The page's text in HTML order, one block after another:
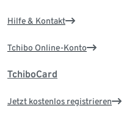
Hilfe & Kontakt
Tchibo Online-Konto
TchiboCard
Jetzt kostenlos registrieren